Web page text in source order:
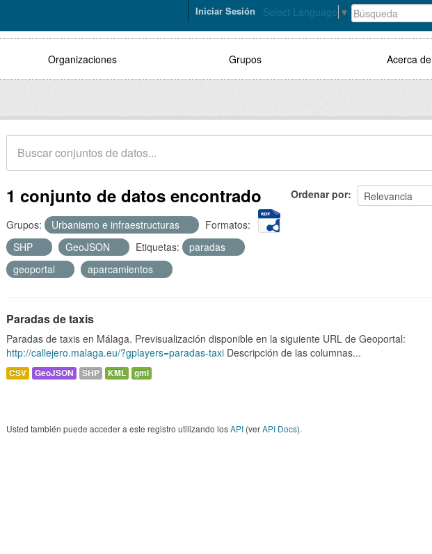
Select Language ▼
Iniciar Sesión
Organizaciones Grupos Acerca de
Ordenar por
1 conjunto de datos encontrado
Grupos: Urbanismo e infraestructuras
Formatos:
SHP
GeoJSON Etiquetas:
paradas
geoportal
aparcamientos
Paradas de taxis
Paradas de taxis en Málaga. Previsualización disponible en la siguiente URL de Geoportal:
http://callejero.malaga.eu/?gplayers=paradas-taxi Descripción de las columnas...
CSV GeoJSON SHP KML gml
Usted también puede acceder a este registro utilizando losAPI (verAPI Docs).